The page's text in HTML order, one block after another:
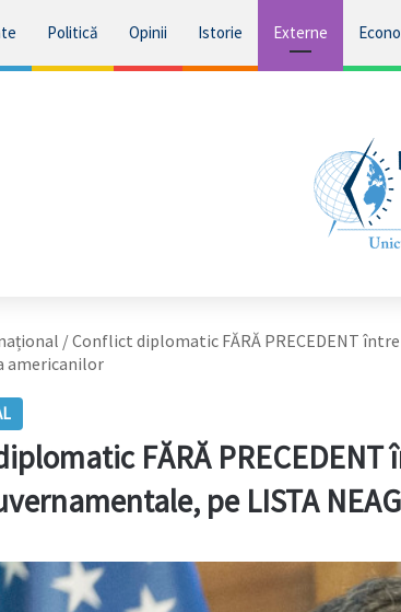
Politică Opinii Istorie Externe
/Conflict diplomatic FĂRĂ PRECEDENT
americanilor
FĂRĂ
pe LISTA